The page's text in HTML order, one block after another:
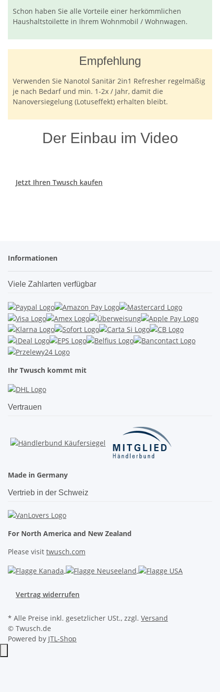
Schon haben Sie alle Vorteile einer herkömmlichen
Haushaltstoilette in Ihrem Wohnmobil / Wohnwagen.
Empfehlung
Verwenden Sie Nanotol Sanitär 2in1 Refresher regelmäßig
je nach Bedarf und min. 1-2x / Jahr, damit die
Nanoversiegelung (Lotuseffekt) erhalten bleibt.
Der Einbau im Video
Jetzt Ihren Twusch kaufen
Informationen
Viele Zahlarten verfügbar
Ihr Twusch kommt mit
Vertrauen
Made in Germany
Vertrieb in der Schweiz
For North America and New Zealand
Please visit twusch.com
Vertrag widerrufen
* Alle Preise inkl. gesetzlicher USt., zzgl. Versand
© Twusch.de
Powered by JTL-Shop